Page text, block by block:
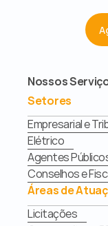
Nossos
Setores
Empresarial e
Elétrico
Agentes
Conselhos e
Áreas de
Licitações